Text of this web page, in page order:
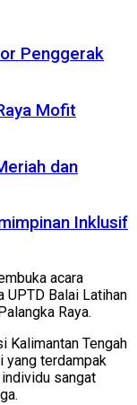
Penggerak
Mofit
dan
Inklusif
acara
UPTD Balai Latihan
Raya.
Kalimantan Tengah
yang terdampak
sangat